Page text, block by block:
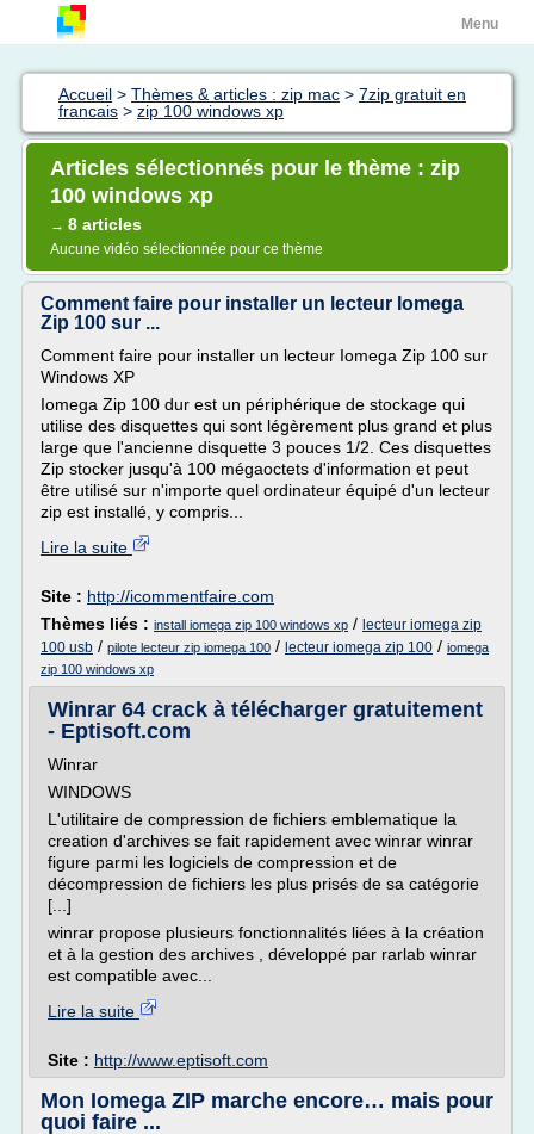
Menu
Accueil > Thèmes & articles : zip mac > 7zip gratuit en
francais > zip 100 windows xp
Articles sélectionnés pour le thème : zip
100 windows xp
→ 8 articles
Aucune vidéo sélectionnée pour ce thème
Comment faire pour installer un lecteur Iomega
Zip 100 sur ...
Comment faire pour installer un lecteur Iomega Zip 100 sur
Windows XP
Iomega Zip 100 dur est un périphérique de stockage qui
utilise des disquettes qui sont légèrement plus grand et plus
large que l'ancienne disquette 3 pouces 1/2. Ces disquettes
Zip stocker jusqu'à 100 mégaoctets d'information et peut
être utilisé sur n'importe quel ordinateur équipé d'un lecteur
zip est installé, y compris...
Lire la suite
Site : http://icommentfaire.com
Thèmes liés : install iomega zip 100 windows xp / lecteur iomega zip
100 usb / pilote lecteur zip iomega 100 / lecteur iomega zip 100 / iomega
zip 100 windows xp
Winrar 64 crack à télécharger gratuitement
- Eptisoft.com
Winrar
WINDOWS
L'utilitaire de compression de fichiers emblematique la
creation d'archives se fait rapidement avec winrar winrar
figure parmi les logiciels de compression et de
décompression de fichiers les plus prisés de sa catégorie
[...]
winrar propose plusieurs fonctionnalités liées à la création
et à la gestion des archives , développé par rarlab winrar
est compatible avec...
Lire la suite
Site : http://www.eptisoft.com
Mon Iomega ZIP marche encore… mais pour
quoi faire ...